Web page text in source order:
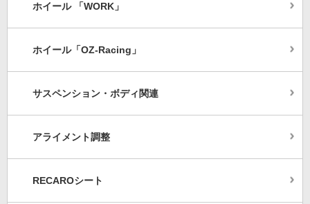
ホイール 「WORK」
ホイール「OZ-Racing」
サスペンション・ボディ関連
アライメント調整
RECAROシート